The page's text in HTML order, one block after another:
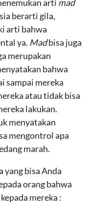
arti mad
berarti gila,
arti bahwa
ya. Madbisa juga
merupakan
bahwa
sampai mereka
atau tidak bisa
lakukan.
menyatakan
mengontrol apa
marah.
yang bisa Anda
orang bahwa
mereka :